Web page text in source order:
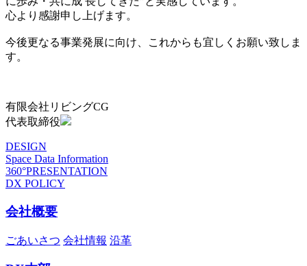
心より感謝申し上げます。
今後更なる事業発展に向け、これからも宜しくお願い致しま
す。
有限会社リビングCG
代表取締役
DESIGN
Space Data Information
360°PRESENTATION
DX POLICY
会社概要
ごあいさつ 会社情報 沿革